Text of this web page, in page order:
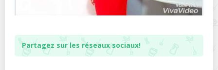
Partagez sur les réseaux sociaux!